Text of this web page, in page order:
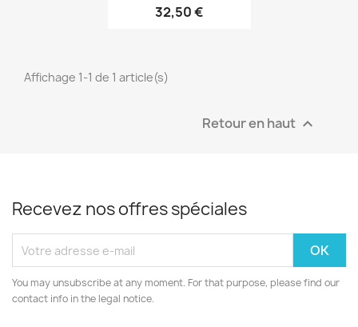
32,50 €
Affichage 1-1 de 1 article(s)
Retour en haut 
Recevez nos offres spéciales
You may unsubscribe at any moment. For that purpose, please find our
contact info in the legal notice.